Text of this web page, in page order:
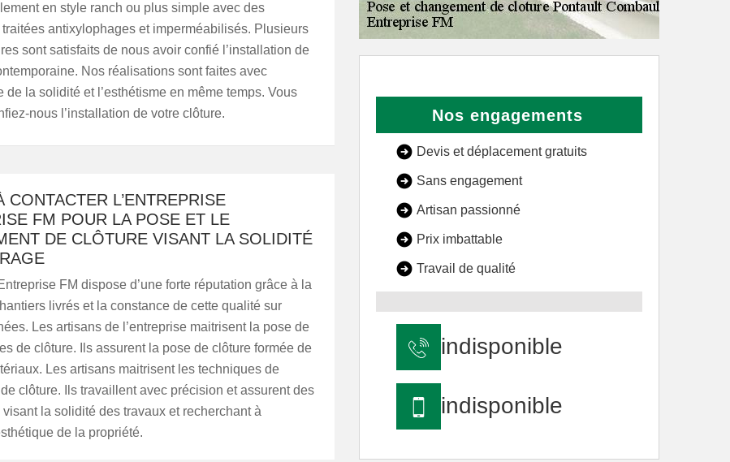
en style ranch ou plus simple avec des
antixylophages et imperméabilisés. Plusieurs
sont satisfaits de nous avoir confié l’installation de
Nos réalisations sont faites avec
de la solidité et l’esthétisme en même temps. Vous
nous l’installation de votre clôture.
CONTACTER L’ENTREPRISE
FM POUR LA POSE ET LE
DE CLÔTURE VISANT LA SOLIDITÉ
FM dispose d’une forte réputation grâce à la
livrés et la constance de cette qualité sur
Les artisans de l’entreprise maitrisent la pose de
de clôture. Ils assurent la pose de clôture formée de
Les artisans maitrisent les techniques de
clôture. Ils travaillent avec précision et assurent des
la solidité des travaux et recherchant à
de la propriété.
Nos engagements
Devis et déplacement gratuits
Sans engagement
Artisan passionné
Prix imbattable
Travail de qualité
indisponible
indisponible